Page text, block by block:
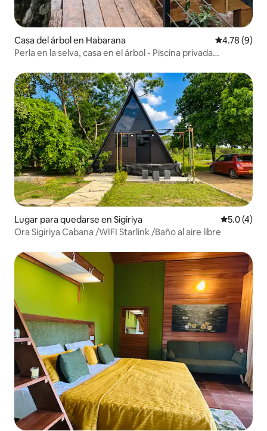
Casa del árbol en Habarana Calificación
4.78 (9)
Perla en la selva, casa en el árbol - Piscina privada
Lugar para quedarse en Sigiriya
5.0 (4)
Ora Sigiriya Cabana /WIFI Starlink /Baño al aire libre